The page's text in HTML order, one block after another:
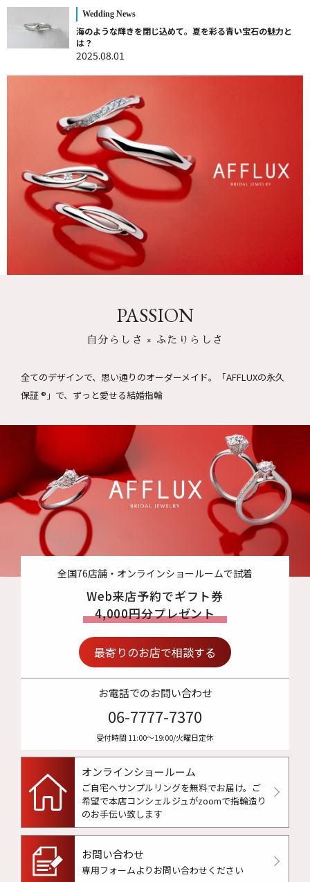
Wedding News
海のような輝きを閉じ込めて。夏を彩る青い宝石の魅力と
は？
2025.08.01
PASSION
自分らしさ × ふたりらしさ
全てのデザインで、思い通りのオーダーメイド。
「AFFLUXの永久
保証 ®」で、ずっと愛せる結婚指輪
全国76店舗・オンラインショールームで試着
Web来店予約でギフト券
4,000円分プレゼント
最寄りのお店で相談する
お電話でのお問い合わせ
06-7777-7370
受付時間 11:00〜19:00/火曜日定休
オンラインショールーム
ご自宅へサンプルリングを無料でお届け。 ご
希望で本店コンシェルジュがzoomで指輪造り
のお手伝い致します
お問い合わせ
専用フォームよりお問い合わせください